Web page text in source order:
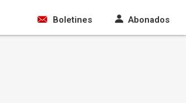
Boletines Abonados